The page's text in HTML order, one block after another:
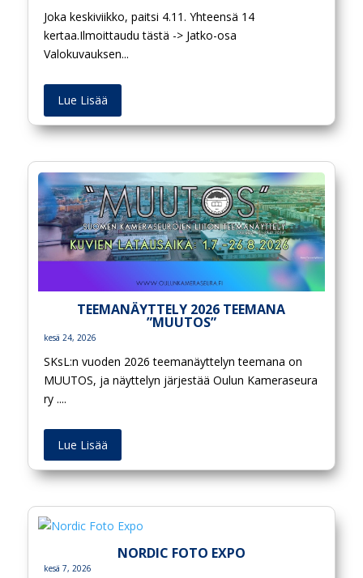
Joka keskiviikko, paitsi 4.11. Yhteensä 14
kertaa.Ilmoittaudu tästä -> Jatko-osa
Valokuvauksen...
Lue Lisää
TEEMANÄYTTELY 2026 TEEMANA
”MUUTOS”
kesä 24, 2026
SKsL:n vuoden 2026 teemanäyttelyn teemana on
MUUTOS, ja näyttelyn järjestää Oulun Kameraseura
ry ....
Lue Lisää
NORDIC FOTO EXPO
kesä 7, 2026